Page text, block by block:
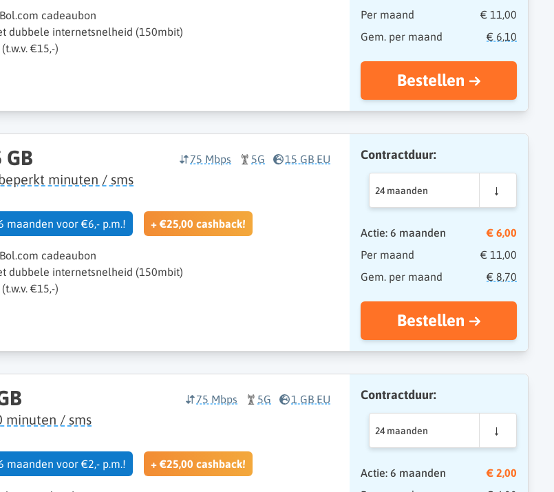
cadeaubon
dubbele internetsnelheid (150mbit)
€15,-)
Per maand
€ 11,00
Gem. per maand
€ 6,10
Bestellen
GB
minuten / sms
75 Mbps 5G 15 GB EU
maanden voor €6,- p.m.! + €25,00 cashback!
cadeaubon
dubbele internetsnelheid (150mbit)
€15,-)
Contractduur:
24 maanden
Actie: 6 maanden
€ 6,00
Per maand
€ 11,00
Gem. per maand
€ 8,70
Bestellen
minuten / sms
75 Mbps 5G 1 GB EU
maanden voor €2,- p.m.! + €25,00 cashback!
Contractduur:
24 maanden
Actie: 6 maanden
€ 2,00